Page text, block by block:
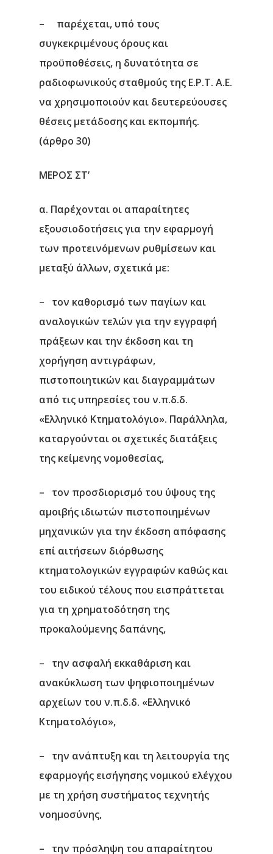
– παρέχεται, υπό τους
συγκεκριμένους όρους και
προϋποθέσεις, η δυνατότητα σε
ραδιοφωνικούς σταθμούς της Ε.Ρ.Τ. Α.Ε.
να χρησιμοποιούν και δευτερεύουσες
θέσεις μετάδοσης και εκπομπής.
(άρθρο 30)
ΜΕΡΟΣ ΣΤ’
α. Παρέχονται οι απαραίτητες
εξουσιοδοτήσεις για την εφαρμογή
των προτεινόμενων ρυθμίσεων και
μεταξύ άλλων, σχετικά με:
– τον καθορισμό των παγίων και
αναλογικών τελών για την εγγραφή
πράξεων και την έκδοση και τη
χορήγηση αντιγράφων,
πιστοποιητικών και διαγραμμάτων
από τις υπηρεσίες του ν.π.δ.δ.
«Ελληνικό Κτηματολόγιο». Παράλληλα,
καταργούνται οι σχετικές διατάξεις
της κείμενης νομοθεσίας,
– τον προσδιορισμό του ύψους της
αμοιβής ιδιωτών πιστοποιημένων
μηχανικών για την έκδοση απόφασης
επί αιτήσεων διόρθωσης
κτηματολογικών εγγραφών καθώς και
του ειδικού τέλους που εισπράττεται
για τη χρηματοδότηση της
προκαλούμενης δαπάνης,
– την ασφαλή εκκαθάριση και
ανακύκλωση των ψηφιοποιημένων
αρχείων του ν.π.δ.δ. «Ελληνικό
Κτηματολόγιο»,
– την ανάπτυξη και τη λειτουργία της
εφαρμογής εισήγησης νομικού ελέγχου
με τη χρήση συστήματος τεχνητής
νοημοσύνης,
– την πρόσληψη του απαραίτητου